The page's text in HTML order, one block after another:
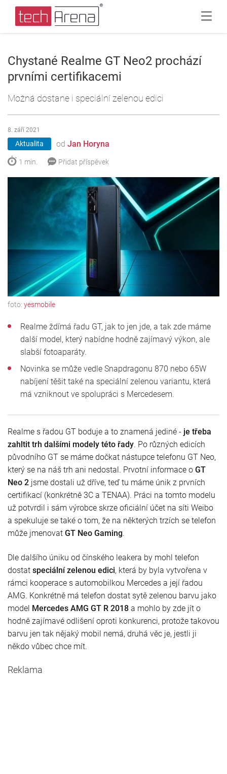
Chystané Realme GT Neo2 prochází
prvními certifikacemi
Možná dostane i speciální zelenou edici
Aktualita od Jan Horyna
8. září 2021
1 min. Přidat příspěvek
foto: yesmobile
Realme ždímá řadu GT, jak to jen jde, a tak zde máme
další model, který nabídne hodně zajímavý výkon, ale
slabší fotoaparáty.
Novinka se může vedle Snapdragonu 870 nebo 65W
nabíjení těšit také na speciální zelenou variantu, která
má vzniknout ve spolupráci s Mercedesem.
Realme s řadou GT boduje a to znamená jediné - je třeba
zahltit trh dalšími modely této řady. Po různých edicích
původního GT se máme dočkat nástupce telefonu GT Neo,
který se na náš trh ani nedostal. Prvotní informace o GT
Neo 2 jsme dostali už dříve, teď tu máme únik z prvních
certifikací (konkrétně 3C a TENAA). Práci na tomto modelu
už potvrdil i sám výrobce skrze oficiální účet na síti Weibo
a spekuluje se také o tom, že na některých trzích se telefon
může jmenovat GT Neo Gaming.
Dle dalšího úniku od čínského leakera by mohl telefon
dostat speciální zelenou edici, která by byla vytvořena v
rámci kooperace s automobilkou Mercedes a její řadou
AMG. Konkrétně má telefon dostat sytě zelenou barvu jako
model Mercedes AMG GT R 2018 a mohlo by zde jít o
hodně zajímavé odlišení oproti konkurenci, protože takovou
barvu jen tak nějaký mobil nemá, druhá věc je, jestli ji
někdo vůbec chce mít.
Reklama